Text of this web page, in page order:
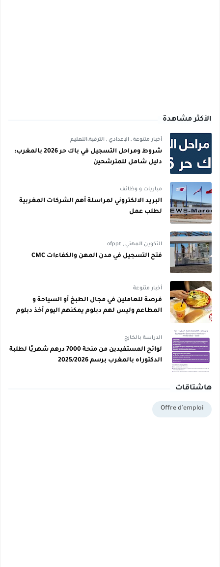
الأكثر مشاهدة
أخبار متنوعة , الإعدادي , الترقية،التعليم
شروط ومراحل التسجيل في باك حر 2026 بالمغرب:
دليل شامل للمترشحين
مباريات و وظائف
البريد الالكتروني لمراسلة أهم الشركات المغربية
لطلب عمل
التكوين المهني ,
ofppt
فتح التسجيل في مدن المهن والكفاءات CMC
أخبار متنوعة
فرصة للعاملين في مجال الطبخ أو السياحة و
المطاعم وليس لهم دبلوم يمكنهم اليوم أخذ دبلوم
الدراسة بالخارج
لوائح المستفيدين من منحة 7000 درهم شهريًا لطلبة
الدكتوراه بالمغرب برسم 2025/2026
هاشتاقات
Offre d'emploi